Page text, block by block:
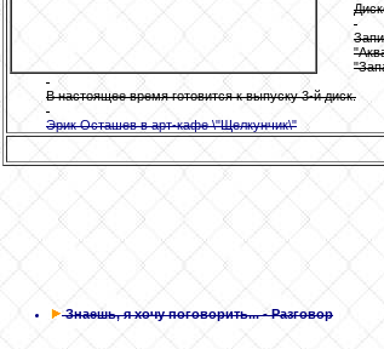
В настоящее время готовится к выпуску 3-й диск.
Эрик Осташев в арт-кафе \"Щелкунчик\"
Знаешь, я хочу поговорить...- Разговор